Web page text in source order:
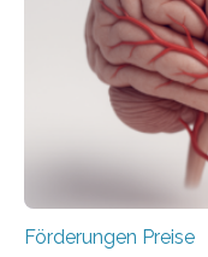
Innovationstag
Berlin überbrachte
Wirtschaft und
Überplanmäßige
Förderungen Preise